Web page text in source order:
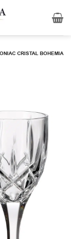
CRISTAL BOHEMIA